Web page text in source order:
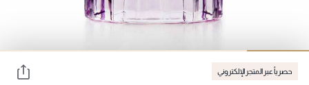
حصرياً عبر المتجر الإلكتروني